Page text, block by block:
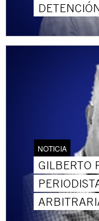
NOTICIA
GILBERTO